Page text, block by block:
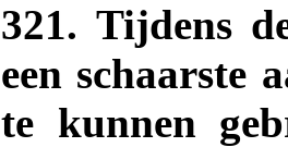
321. Tijdens
een schaarste
te kunnen